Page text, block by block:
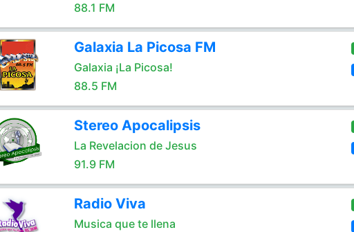
88.1 FM
Galaxia La Picosa FM
Galaxia ¡La Picosa!
88.5 FM
Stereo Apocalipsis
La Revelacion de Jesus
91.9 FM
Radio Viva
Musica que te llena